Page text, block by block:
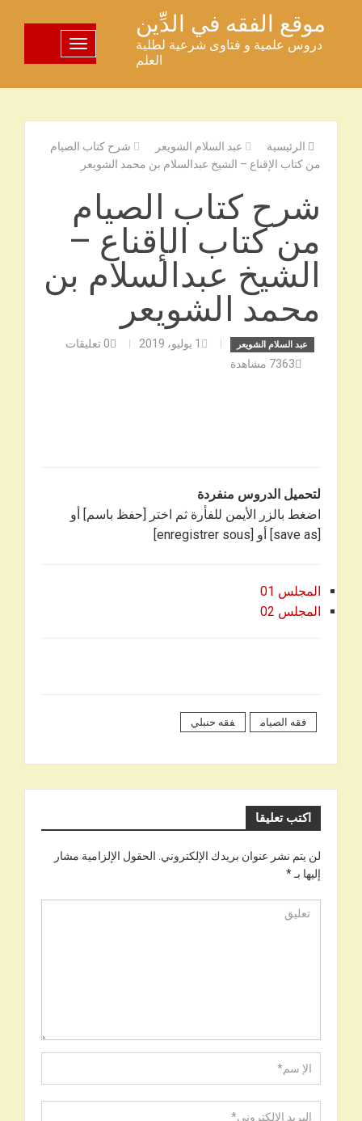
المحتوى
موقع الفقه في الدِّين
دروس علمية و فتاوى شرعية لطلبة
العلم
تبديل اللوحة
الرئيسية عبد السلام الشويعر
شرح كتاب الصيام
من كتاب الإقناع – الشيخ عبدالسلام بن محمد الشويعر
شرح كتاب الصيام
من كتاب الإقناع –
الشيخ عبدالسلام بن
محمد الشويعر
عبد السلام الشويعر 1 يوليو، 2019 0تعليقات
7363 مشاهدة
لتحميل الدروس منفردة
اضغط بالزر الأيمن للفأرة ثم اختر [حفظ باسم] أو
[save as] أو [enregistrer sous]
المجلس 01
المجلس 02
فقه الصيام فقه حنبلي
اكتب تعليقا
لن يتم نشر عنوان بريدك الإلكتروني. الحقول الإلزامية مشار
إليها بـ*